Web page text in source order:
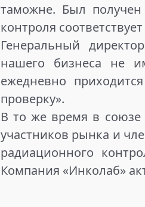
таможне. Был
контроля
Генеральный
нашего бизнеса не
ежедневно
проверку».
В то же время в союзе
участников рынка и
радиационного
Компания «Инколаб»